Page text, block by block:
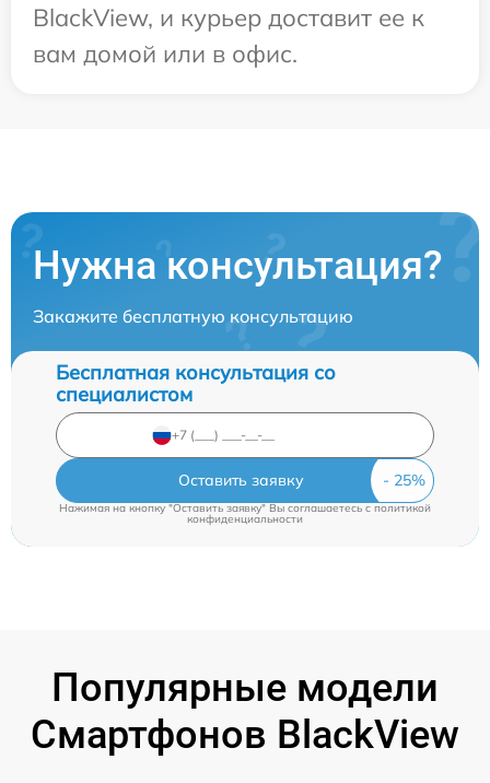
BlackView, и курьер доставит ее к
вам домой или в офис.
Нужна консультация?
Закажите бесплатную консультацию
Бесплатная консультация со
специалистом
Оставить заявку
Нажимая на кнопку "Оставить заявку" Вы соглашаетесь cполитикой
конфиденциальности
Популярные модели
Смартфонов BlackView